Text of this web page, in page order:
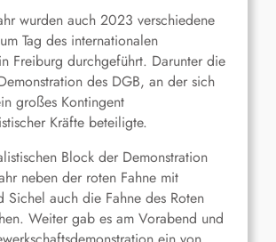
wurden auch 2023 verschiedene
Tag des internationalen
Freiburg durchgeführt. Darunter die
des DGB, an der sich
großes Kontingent
Kräfte beteiligte.
Block der Demonstration
neben der roten Fahne mit
Sichel auch die Fahne des Roten
Weiter gab es am Vorabend und